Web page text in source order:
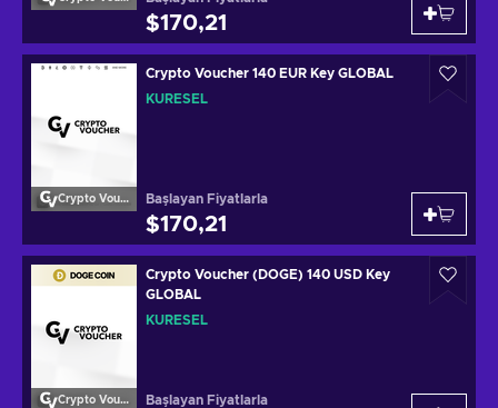
$170,21
Crypto Voucher
Crypto Voucher 140 EUR Key GLOBAL
KÜRESEL
Başlayan Fiyatlarla
$170,21
Crypto Voucher
Crypto Voucher (DOGE) 140 USD Key
GLOBAL
KÜRESEL
Başlayan Fiyatlarla